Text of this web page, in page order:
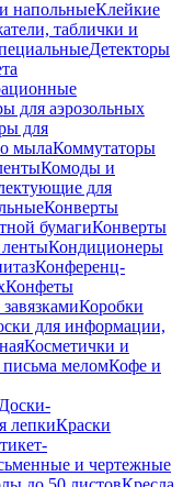
напольныеКлейкие
таблички и
Детекторы
для аэрозольных
для
мылаКоммутаторы
Комоды и
для
Конверты
бумагиКонверты
Кондиционеры
Конференц-
Конфеты
Коробки
для информации,
Косметички и
меломКофе и
Доски-
лепкиКраски
и чертежные